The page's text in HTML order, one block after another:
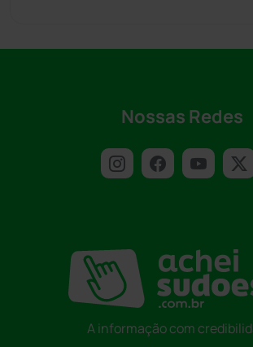
Nossas Redes
A informação com